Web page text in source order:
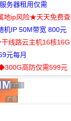
务器租用仅需
地ip风险★天天免费查
机IP 50M带宽 800元
线路云主机16核16G
元每月
高防仅需599元
广告 商业广告，理性选择
广告 商业广告，理性选择
广告 商业广告，理性选择